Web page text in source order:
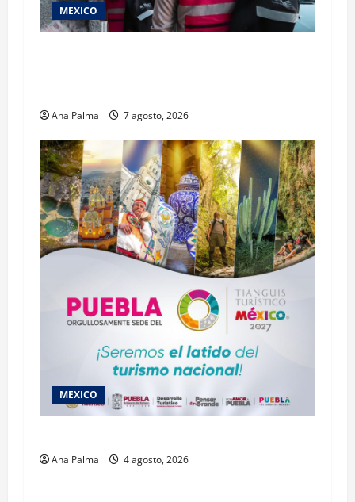
MEXICO
Ana Palma 7 agosto, 2026
MEXICO
Ana Palma 4 agosto, 2026
MEXICO